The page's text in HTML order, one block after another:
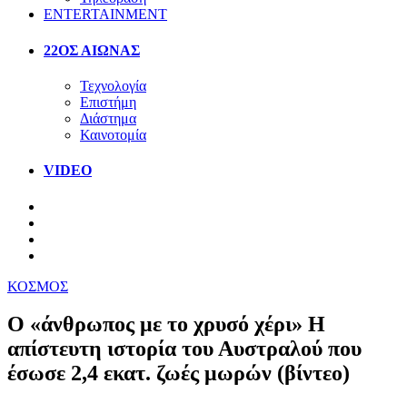
ENTERTAINMENT
22ΟΣ ΑΙΩΝΑΣ
Τεχνολογία
Επιστήμη
Διάστημα
Καινοτομία
VIDEO
ΚΟΣΜΟΣ
Ο «άνθρωπος με το χρυσό χέρι» H
απίστευτη ιστορία του Αυστραλού που
έσωσε 2,4 εκατ. ζωές μωρών (βίντεο)